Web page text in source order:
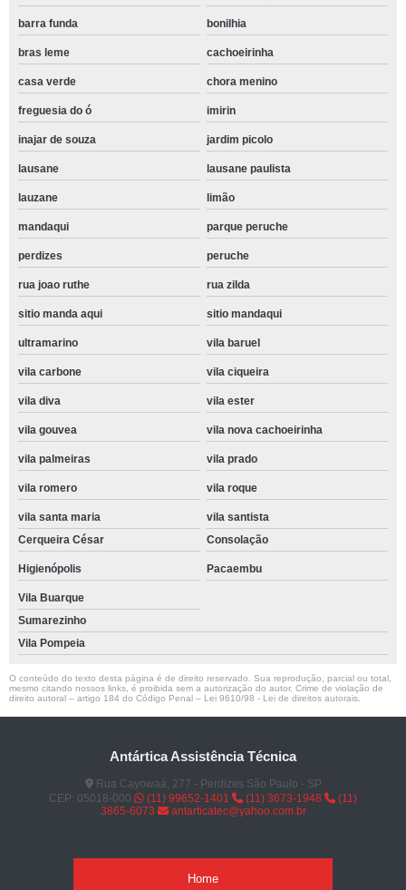
barra funda bonilhia
bras leme cachoeirinha
casa verde chora menino
freguesia do ó imirin
inajar de souza jardim picolo
lausane lausane paulista
lauzane limão
mandaqui parque peruche
perdizes peruche
rua joao ruthe rua zilda
sitio manda aqui sitio mandaqui
ultramarino vila baruel
vila carbone vila ciqueira
vila diva vila ester
vila gouvea vila nova cachoeirinha
vila palmeiras vila prado
vila romero vila roque
vila santa maria
vila santista
Cerqueira César
Consolação
Higienópolis Pacaembu
Vila Buarque
Sumarezinho
Vila Pompeia
O conteúdo do texto desta página é de direito reservado. Sua reprodução, parcial ou total,
mesmo citando nossos links, é proibida sem a autorização do autor. Crime de violação de
direito autoral – artigo 184 do Código Penal – Lei 9610/98 - Lei de direitos autorais
Antártica Assistência Técnica
Rua Cayowaá, 277 - Perdizes São Paulo - SP
CEP: 05018-000
(11) 99652-1401 (11) 3673-1948
(11)
3865-6073
antarticatec@yahoo.com.br
Home